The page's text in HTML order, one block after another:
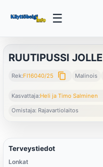
☰
RUUTIPUSSI JOLLE
Rek:FI16040/25 content_copy Malinois
Kasvattaja:Heli ja Timo Salminen
Omistaja: Rajavartiolaitos
Terveystiedot
Lonkat